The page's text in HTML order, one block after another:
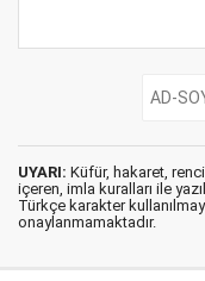
UYARI: Küfür, hakaret,
içeren, imla kuralları ile
Türkçe karakter
onaylanmamaktadır.